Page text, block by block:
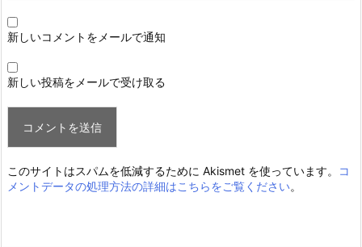
新しいコメントをメールで通知
新しい投稿をメールで受け取る
このサイトはスパムを低減するために Akismet を使っています。
コ
メントデータの処理方法の詳細はこちらをご覧ください。